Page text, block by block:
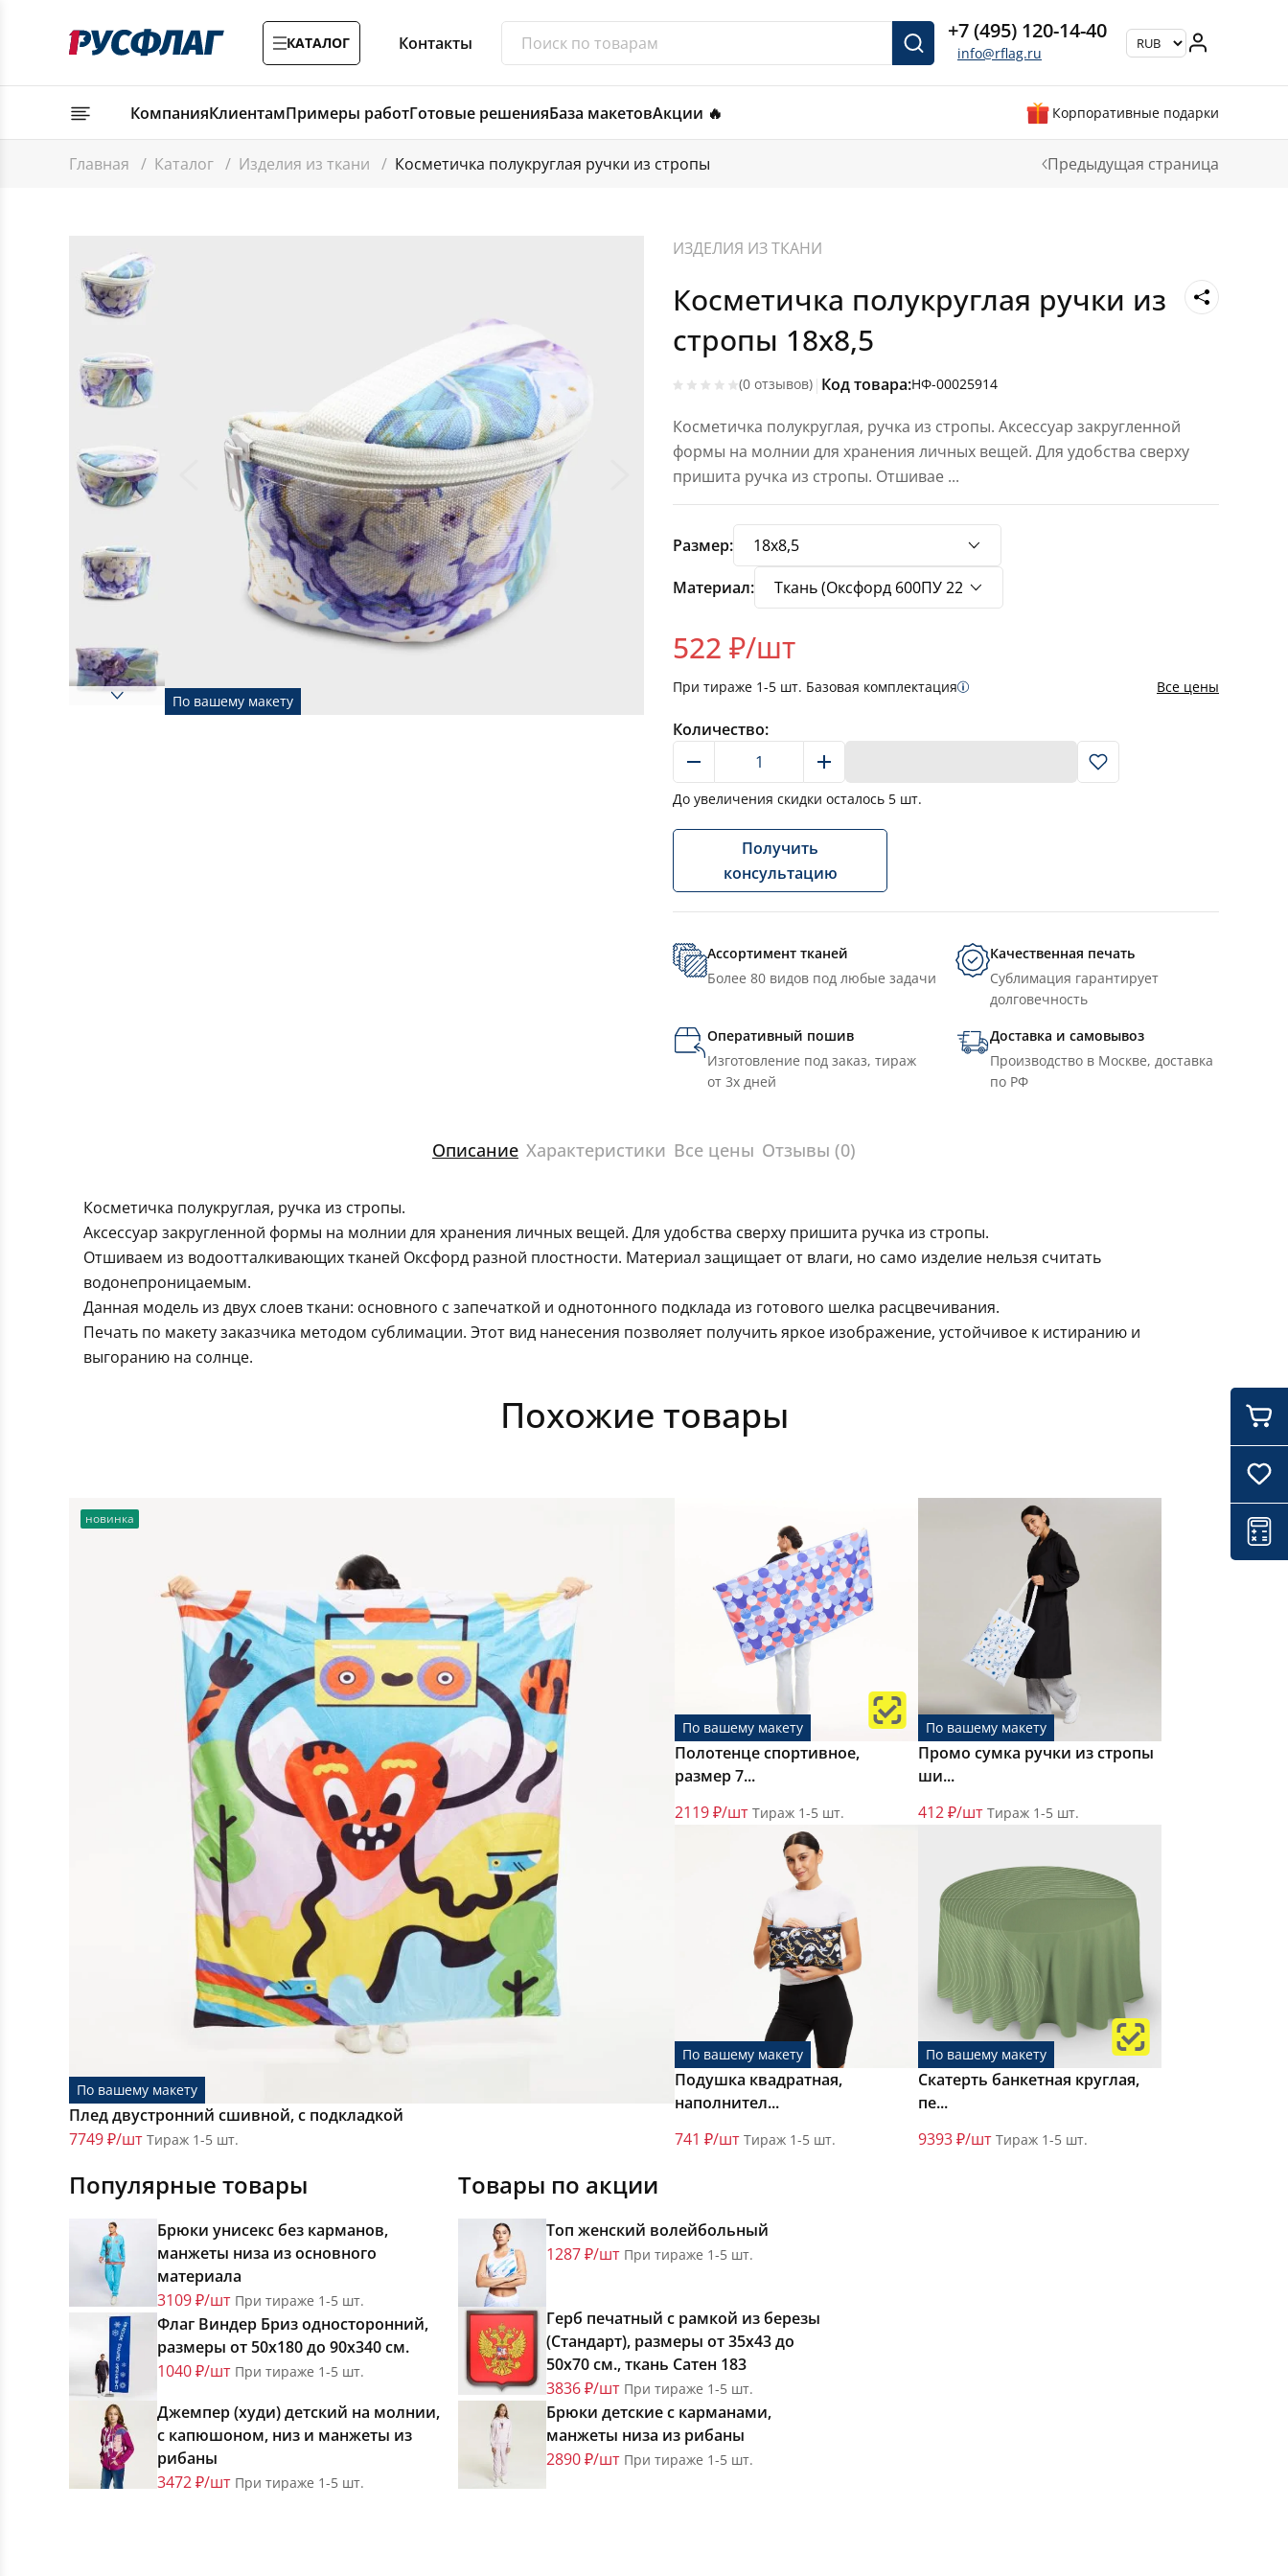
КАТАЛОГ Контакты +7 (495) 120-14-40
info@rflag.ru
КомпанияКлиентамПримеры работГотовые решенияБаза макетовАкции 🔥 Корпоративные подарки
Главная / Каталог / Изделия из ткани / Косметичка полукруглая ручки из стропы Предыдущая страница
По вашему макету
ИЗДЕЛИЯ ИЗ ТКАНИ
Косметичка полукруглая ручки из
стропы 18x8,5
(0 отзывов) | Код товара:НФ-00025914
Косметичка полукруглая, ручка из стропы. Аксессуар закругленной
формы на молнии для хранения личных вещей. Для удобства сверху
пришита ручка из стропы. Отшивае ...
Размер:
Материал:
522 ₽/шт
При тираже 1-5 шт. Базовая комплектация Все цены
Количество:
До увеличения скидки осталось 5 шт.
Получить
консультацию
Ассортимент тканей
Более 80 видов под любые задачи
Качественная печать
Сублимация гарантирует
долговечность
Оперативный пошив
Изготовление под заказ, тираж
от 3х дней
Доставка и самовывоз
Производство в Москве, доставка
по РФ
Описание Характеристики Все цены Отзывы (0)
Косметичка полукруглая, ручка из стропы.
Аксессуар закругленной формы на молнии для хранения личных вещей. Для удобства сверху пришита ручка из стропы.
Отшиваем из водоотталкивающих тканей Оксфорд разной плостности. Материал защищает от влаги, но само изделие нельзя считать
водонепроницаемым.
Данная модель из двух слоев ткани: основного с запечаткой и однотонного подклада из готового шелка расцвечивания.
Печать по макету заказчика методом сублимации. Этот вид нанесения позволяет получить яркое изображение, устойчивое к истиранию и
выгоранию на солнце.
Похожие товары
новинка
По вашему макету
Плед двустронний сшивной, с подкладкой
7749 ₽/шт Тираж 1-5 шт.
По вашему макету
Полотенце спортивное,
размер 7...
2119 ₽/шт Тираж 1-5 шт.
По вашему макету
Промо сумка ручки из стропы
ши...
412 ₽/шт Тираж 1-5 шт.
По вашему макету
Подушка квадратная,
наполнител...
741 ₽/шт Тираж 1-5 шт.
По вашему макету
Скатерть банкетная круглая,
пе...
9393 ₽/шт Тираж 1-5 шт.
Популярные товары
Брюки унисекс без карманов,
манжеты низа из основного
материала
3109 ₽/шт При тираже 1-5 шт.
Флаг Виндер Бриз односторонний,
размеры от 50х180 до 90х340 см.
1040 ₽/шт При тираже 1-5 шт.
Джемпер (худи) детский на молнии,
с капюшоном, низ и манжеты из
рибаны
3472 ₽/шт При тираже 1-5 шт.
Товары по акции
Топ женский волейбольный
1287 ₽/шт При тираже 1-5 шт.
Герб печатный с рамкой из березы
(Стандарт), размеры от 35х43 до
50х70 см., ткань Сатен 183
3836 ₽/шт При тираже 1-5 шт.
Брюки детские с карманами,
манжеты низа из рибаны
2890 ₽/шт При тираже 1-5 шт.